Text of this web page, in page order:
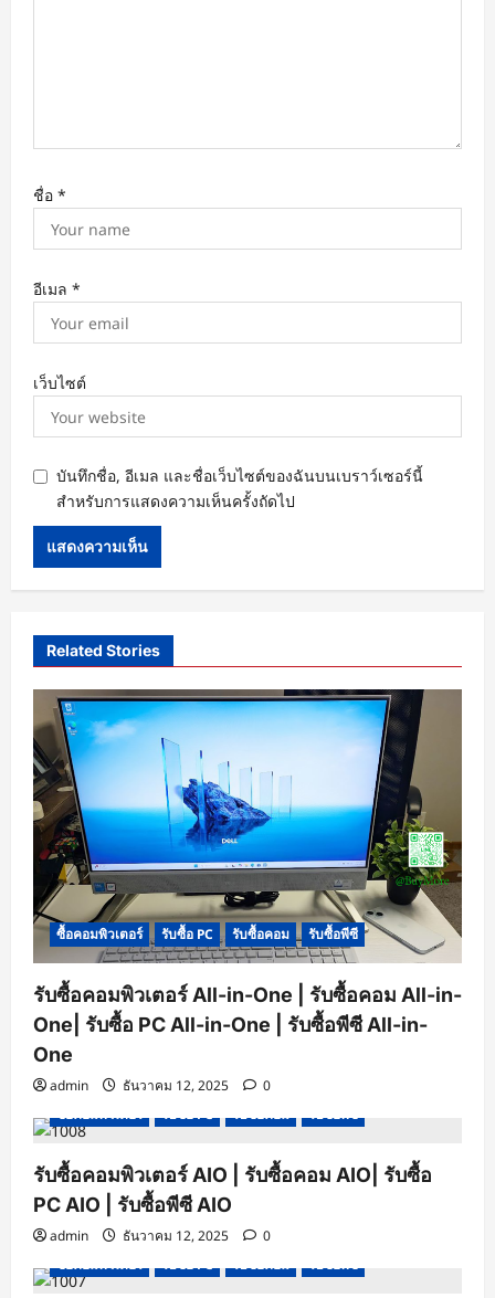
ชื่อ *
อีเมล *
เว็บไซต์
บันทึกชื่อ, อีเมล และชื่อเว็บไซต์ของฉันบนเบราว์เซอร์นี้
สำหรับการแสดงความเห็นครั้งถัดไป
Related Stories
ซื้อคอมพิวเตอร์ รับซื้อ PC รับซื้อคอม รับซื้อพีซี
รับซื้อคอมพิวเตอร์ All-in-One | รับซื้อคอม All-in-
One| รับซื้อ PC All-in-One | รับซื้อพีซี All-in-
One
admin ธันวาคม 12, 2025
0
ซื้อคอมพิวเตอร์
รับซื้อ PC รับซื้อคอม รับซื้อพีซี
รับซื้อคอมพิวเตอร์ AIO | รับซื้อคอม AIO| รับซื้อ
PC AIO | รับซื้อพีซี AIO
admin ธันวาคม 12, 2025
0
ซื้อคอมพิวเตอร์
รับซื้อ PC รับซื้อคอม รับซื้อพีซี